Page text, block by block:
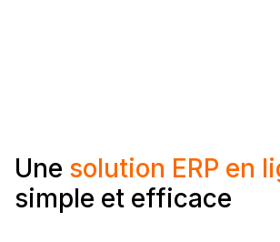
Une solution ERP en
simple et efficace